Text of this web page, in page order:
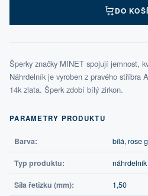
DO
Šperky značky MINET spojují jemnost,
Náhrdelník je vyroben z pravého stříbra
14k zlata. Šperk zdobí bílý zirkon.
PARAMETRY PRODUKTU
Barva: bílá, rose
Typ produktu: náhrdelník
Síla řetízku (mm): 1,50